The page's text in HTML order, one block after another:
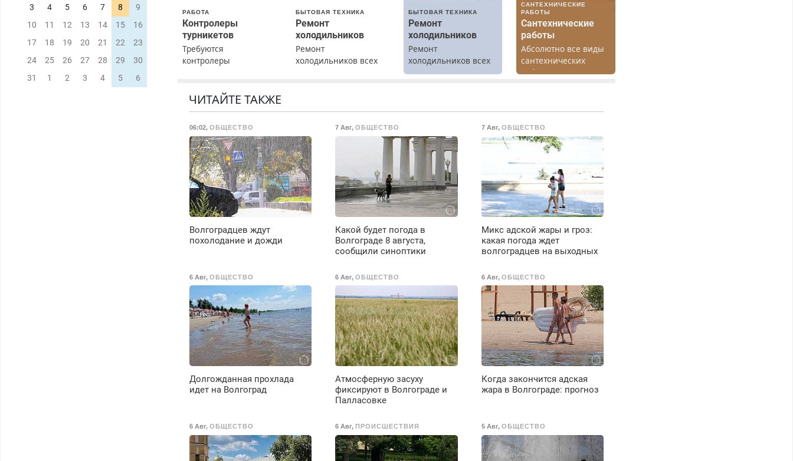
РАБОТА
Контролеры
турникетов
Требуются
контролеры
Подмосковье
(мужчины,
ТК РФ. График работы
любой. Бесплатное
проживание. З/п – до
96000 рублей до
вычета налогов.
Ежемесячно
выплачивается
денежная премия.
Возможно бесплатное
обучение, получение
транспортной
безопасности с з/п до
125000 руб.
БЫТОВАЯ ТЕХНИКА
Ремонт
холодильников
Ремонт
холодильников всех
районы. Скидка.
Вызов бесплатный.
БЫТОВАЯ ТЕХНИКА
Ремонт
холодильников
Ремонт
холодильников всех
марок на дому.
САНТЕХНИЧЕСКИЕ
РАБОТЫ
Сантехнические
работы
Абсолютно все виды
сантехнических
работ. Быстро.
ЧИТАЙТЕ ТАКЖЕ
06:02,ОБЩЕСТВО
Волгоградцев ждут
похолодание и дожди
7 Авг,ОБЩЕСТВО
Какой будет погода в
Волгограде 8 августа,
сообщили синоптики
7 Авг, ОБЩЕСТВО
Микс адской жары и гроз:
какая погода ждет
волгоградцев на выходных
6 Авг,ОБЩЕСТВО
Долгожданная прохлада
идет на Волгоград
6 Авг,ОБЩЕСТВО
Атмосферную засуху
фиксируют в Волгограде и
Палласовке
6 Авг, ОБЩЕСТВО
Когда закончится адская
жара в Волгограде: прогноз
6 Авг,ОБЩЕСТВО 6 Авг, ПРОИСШЕСТВИЯ 5 Авг, ОБЩЕСТВО
3
4 5 6 7 8
9
10
11 12 13 14 15
16
17
18 19 20 21 22
23
24
25 26 27 28 29
30
31
1 2 3 4 5 6